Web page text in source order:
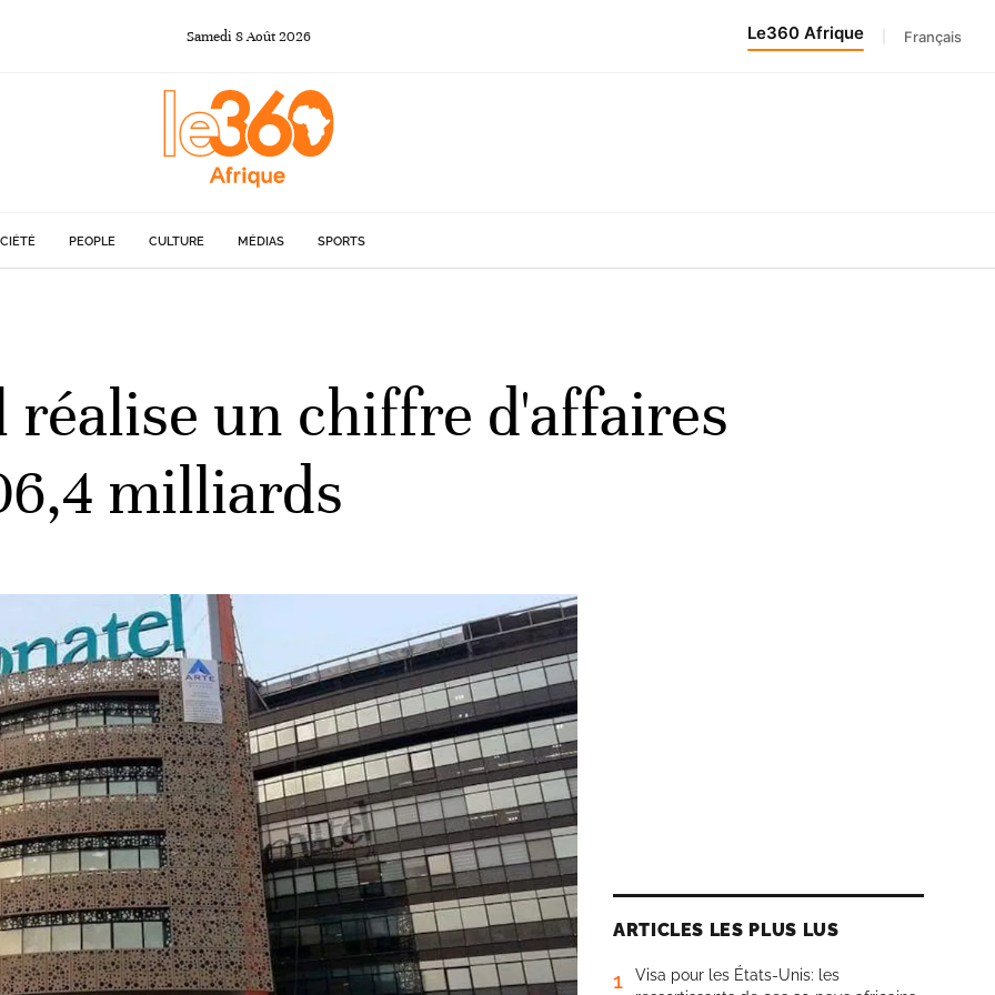
Samedi 8Août2026 Le360 Afrique Français
PEOPLE CULTURE MÉDIAS SPORTS
réalise un chiffre d'affaires
milliards
ARTICLES LES PLUS LUS
1
Visa pour les États-Unis: les